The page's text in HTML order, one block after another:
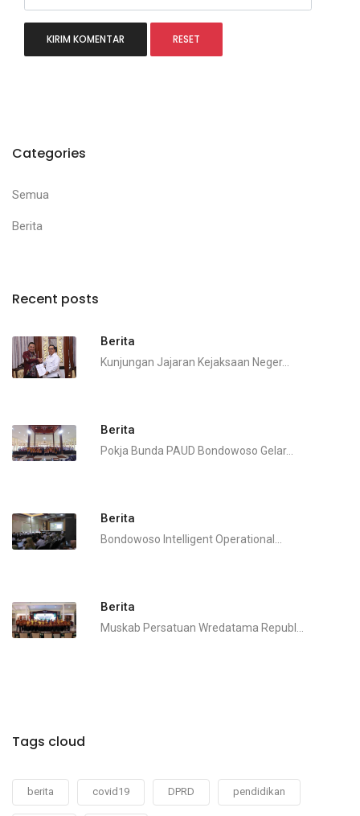
Categories
Semua
Berita
Recent posts
Berita
Kunjungan Jajaran Kejaksaan Neger...
Berita
Pokja Bunda PAUD Bondowoso Gelar...
Berita
Bondowoso Intelligent Operational...
Berita
Muskab Persatuan Wredatama Republ...
Tags cloud
berita covid19 DPRD pendidikan